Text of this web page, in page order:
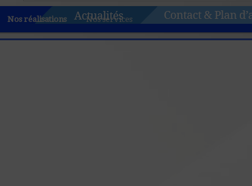
Nos réalisations Nos services Nos spécificités Nos